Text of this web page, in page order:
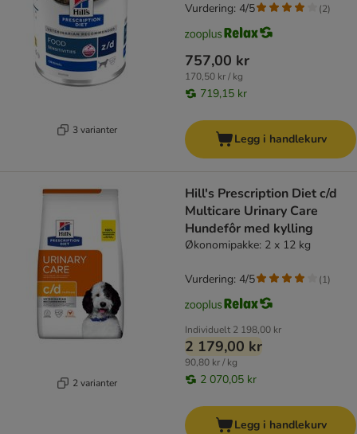
3 varianter
757,00 kr
170,50 kr / kg
719,15 kr
Vurdering: 4/5 (2)
Legg i handlekurv
2 varianter
Hill's Prescription Diet c/d
Multicare Urinary Care
Hundefôr med kylling
Økonomipakke: 2 x 12 kg
Individuelt 2 198,00 kr
2 179,00 kr
90,80 kr / kg
2 070,05 kr
Vurdering: 4/5 (1)
Legg i handlekurv